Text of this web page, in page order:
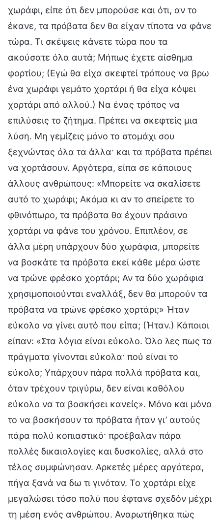
χωράφι, είπε ότι δεν μπορούσε και ότι, αν το
έκανε, τα πρόβατα δεν θα είχαν τίποτα να φάνε
τώρα. Τι σκέψεις κάνετε τώρα που τα
ακούσατε όλα αυτά; Μήπως έχετε αίσθημα
φορτίου; (Εγώ θα είχα σκεφτεί τρόπους να βρω
ένα χωράφι γεμάτο χορτάρι ή θα είχα κόψει
χορτάρι από αλλού.) Να ένας τρόπος να
επιλύσεις το ζήτημα. Πρέπει να σκεφτείς μια
λύση. Μη γεμίζεις μόνο το στομάχι σου
ξεχνώντας όλα τα άλλα· και τα πρόβατα πρέπει
να χορτάσουν. Αργότερα, είπα σε κάποιους
άλλους ανθρώπους: «Μπορείτε να σκαλίσετε
αυτό το χωράφι; Ακόμα κι αν το σπείρετε το
φθινόπωρο, τα πρόβατα θα έχουν πράσινο
χορτάρι να φάνε του χρόνου. Επιπλέον, σε
άλλα μέρη υπάρχουν δύο χωράφια, μπορείτε
να βοσκάτε τα πρόβατα εκεί κάθε μέρα ώστε
να τρώνε φρέσκο χορτάρι; Αν τα δύο χωράφια
χρησιμοποιούνται εναλλάξ, δεν θα μπορούν τα
πρόβατα να τρώνε φρέσκο χορτάρι;» Ήταν
εύκολο να γίνει αυτό που είπα; (Ήταν.) Κάποιοι
είπαν: «Στα λόγια είναι εύκολο. Όλο λες πως τα
πράγματα γίνονται εύκολα· πού είναι το
εύκολο; Υπάρχουν πάρα πολλά πρόβατα και,
όταν τρέχουν τριγύρω, δεν είναι καθόλου
εύκολο να τα βοσκήσει κανείς». Μόνο και μόνο
το να βοσκήσουν τα πρόβατα ήταν γι’ αυτούς
πάρα πολύ κοπιαστικό· προέβαλαν πάρα
πολλές δικαιολογίες και δυσκολίες, αλλά στο
τέλος συμφώνησαν. Αρκετές μέρες αργότερα,
πήγα ξανά να δω τι γινόταν. Το χορτάρι είχε
μεγαλώσει τόσο πολύ που έφτανε σχεδόν μέχρι
τη μέση ενός ανθρώπου. Αναρωτήθηκα πώς